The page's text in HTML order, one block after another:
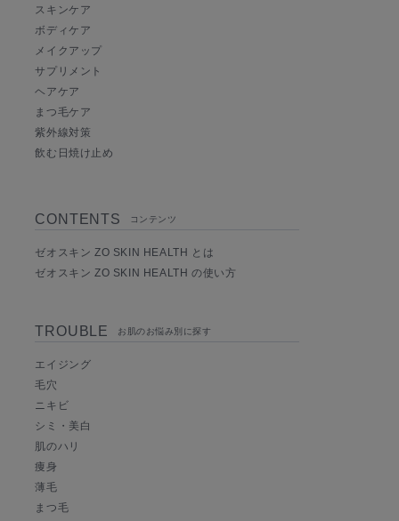
スキンケア
ボディケア
メイクアップ
サプリメント
ヘアケア
まつ毛ケア
紫外線対策
飲む日焼け止め
CONTENTS コンテンツ
ゼオスキン ZO SKIN HEALTH とは
ゼオスキン ZO SKIN HEALTH の使い方
TROUBLE お肌のお悩み別に探す
エイジング
毛穴
ニキビ
シミ・美白
肌のハリ
痩身
薄毛
まつ毛